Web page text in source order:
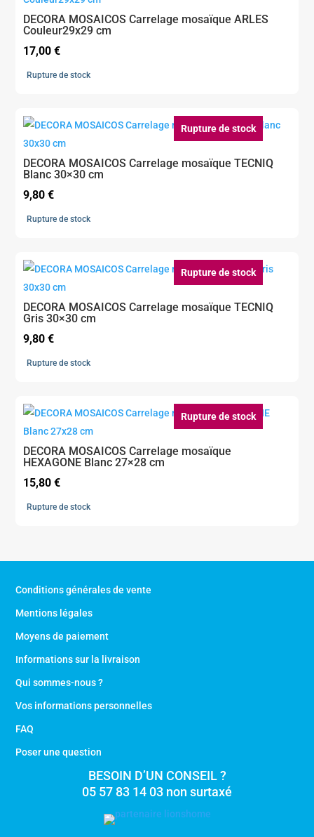
DECORA MOSAICOS Carrelage mosaïque ARLES
Couleur29x29 cm
17,00€
Rupture de stock
Rupture de stock
DECORA MOSAICOS Carrelage mosaïque TECNIQ
Blanc 30×30 cm
9,80€
Rupture de stock
Rupture de stock
DECORA MOSAICOS Carrelage mosaïque TECNIQ
Gris 30×30 cm
9,80€
Rupture de stock
Rupture de stock
DECORA MOSAICOS Carrelage mosaïque
HEXAGONE Blanc 27×28 cm
15,80€
Rupture de stock
Conditions générales de vente
Mentions légales
Moyens de paiement
Informations sur la livraison
Qui sommes-nous ?
Vos informations personnelles
FAQ
Poser une question
BESOIN D’UN CONSEIL ?
05 57 83 14 03 non surtaxé